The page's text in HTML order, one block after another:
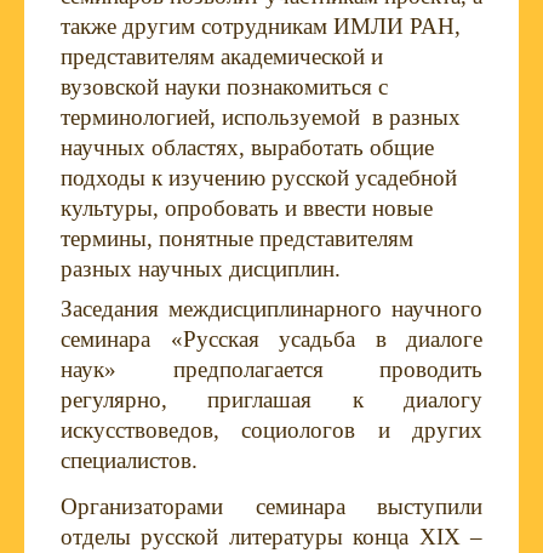
также другим сотрудникам ИМЛИ РАН,
представителям академической и
вузовской науки познакомиться с
терминологией, используемой в разных
научных областях, выработать общие
подходы к изучению русской усадебной
культуры, опробовать и ввести новые
термины, понятные представителям
разных научных дисциплин.
Заседания междисциплинарного научного
семинара «Русская усадьба в диалоге
наук» предполагается проводить
регулярно, приглашая к диалогу
искусствоведов, социологов и других
специалистов.
Организаторами семинара выступили
отделы русской литературы конца XIX –